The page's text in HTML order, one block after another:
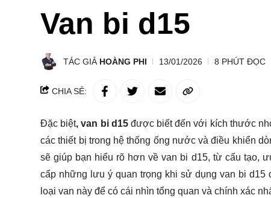
Van bi d15
TÁC GIẢ HOÀNG PHI 13/01/2026 8 PHÚT ĐỌC
CHIA SẺ:
Đặc biệt, van bi d15được biết đến với kích thước
các thiết bị trong hệ thống ống nước và điều khiển
sẽ giúp bạn hiểu rõ hơn về van bi d15, từ cấu tạo,
cấp những lưu ý quan trọng khi sử dụng van bi d15
loại van này để có cái nhìn tổng quan và chính xác